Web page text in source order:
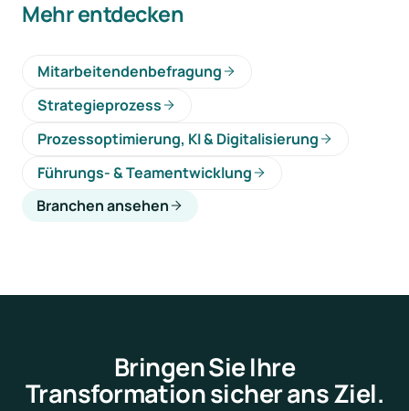
Mehr entdecken
Mitarbeitendenbefragung
Strategieprozess
Prozessoptimierung, KI & Digitalisierung
Führungs- & Teamentwicklung
Branchen ansehen
Bringen Sie Ihre
Transformation sicher ans Ziel.